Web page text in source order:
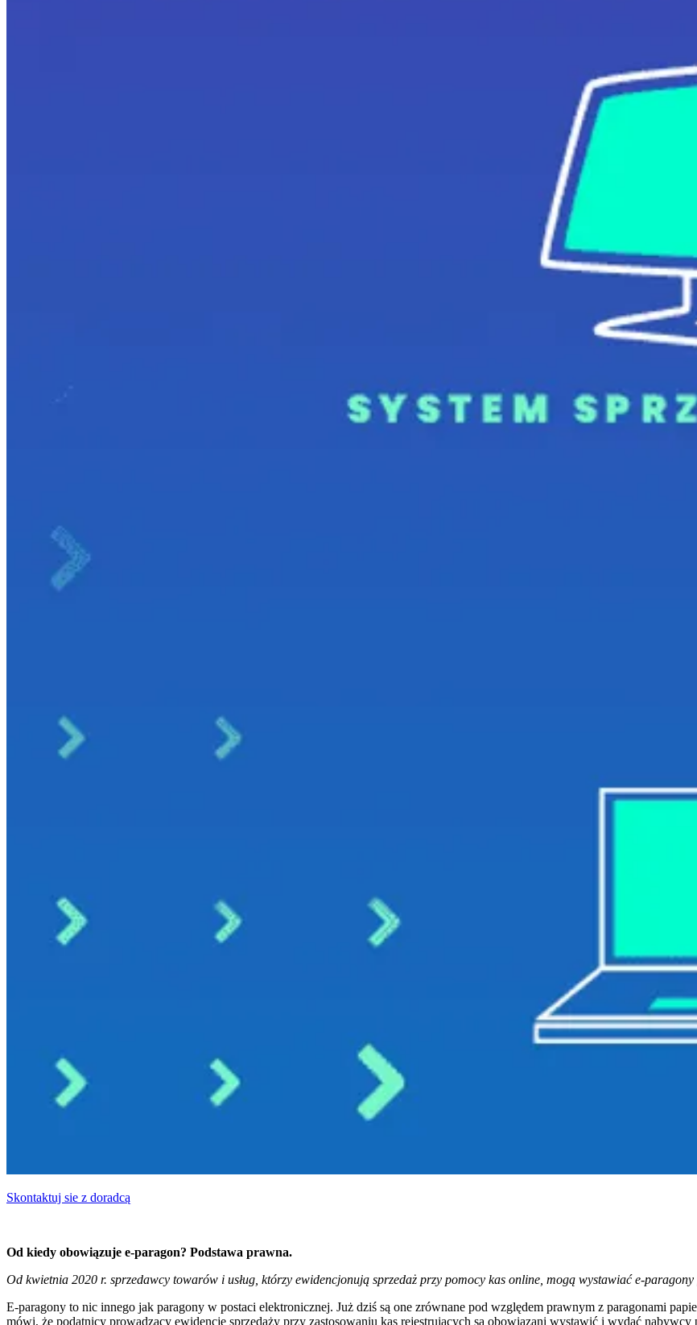
Skontaktuj sie z doradcą
Od kiedy obowiązuje e-paragon? Podstawa prawna.
Od kwietnia 2020 r. sprzedawcy towarów i usług, którzy ewidencjonują sprzedaż przy pomocy kas online, mogą wystawiać e-paragony
E-paragony to nic innego jak paragony w postaci elektronicznej. Już dziś są one zrównane pod względem prawnym z paragonami
mówi, że podatnicy prowadzący ewidencję sprzedaży przy zastosowaniu kas rejestrujących są obowiązani wystawić i wydać